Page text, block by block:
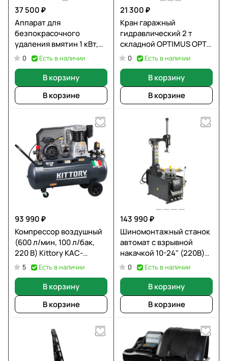
37 500 ₽
Аппарат для
безпокрасочного
удаления вмятин 1 кВт,
220 В SHTELWHEEL PDR-
0 Есть в наличии
В корзину
В корзине
21 300 ₽
Кран гаражный
гидравлический 2 т
складной OPTIMUS OPT-
402C
0 Есть в наличии
В корзину
В корзине
93 990 ₽
Компрессор воздушный
(600 л/мин, 100 л/бак,
220 В) Kittory KAC-
100/80S
5 Есть в наличии
В корзину
В корзине
143 990 ₽
Шиномонтажный станок
автомат с взрывной
накачкой 10-24" (220В)
WIEDERKRAFT WDK-
709222
0 Есть в наличии
В корзину
В корзине